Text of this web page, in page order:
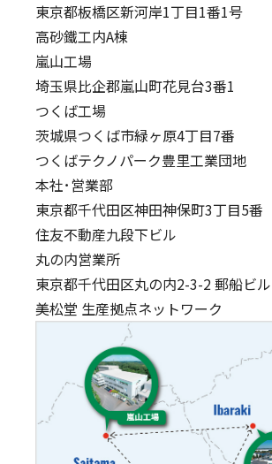
東京都板橋区新河岸1丁目1番1号
高砂鐵工内A棟
嵐山工場
埼玉県比企郡嵐山町花見台3番1
つくば工場
茨城県つくば市緑ヶ原4丁目7番
つくばテクノパーク豊里工業団地
本社･営業部
東京都千代田区神田神保町3丁目5番
住友不動産九段下ビル
丸の内営業所
東京都千代田区丸の内2-3-2 郵船ビル
美松堂 生産拠点ネットワーク